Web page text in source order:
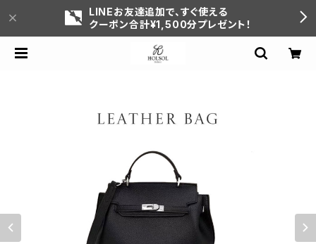
LINEお友達追加で、すぐ使える
クーポン合計¥1,500分プレゼント！